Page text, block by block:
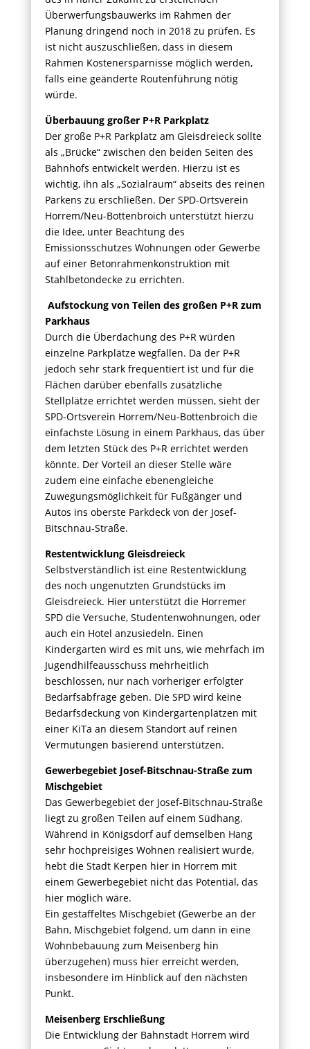
Überwerfungsbauwerks im Rahmen der
Planung dringend noch in 2018 zu prüfen. Es
ist nicht auszuschließen, dass in diesem
Rahmen Kostenersparnisse möglich werden,
falls eine geänderte Routenführung nötig
würde.
Überbauung großer P+R Parkplatz
Der große P+R Parkplatz am Gleisdreieck sollte
als „Brücke“ zwischen den beiden Seiten des
Bahnhofs entwickelt werden. Hierzu ist es
wichtig, ihn als „Sozialraum“ abseits des reinen
Parkens zu erschließen. Der SPD-Ortsverein
Horrem/Neu-Bottenbroich unterstützt hierzu
die Idee, unter Beachtung des
Emissionsschutzes Wohnungen oder Gewerbe
auf einer Betonrahmenkonstruktion mit
Stahlbetondecke zu errichten.
Aufstockung von Teilen des großen P+R zum
Parkhaus
Durch die Überdachung des P+R würden
einzelne Parkplätze wegfallen. Da der P+R
jedoch sehr stark frequentiert ist und für die
Flächen darüber ebenfalls zusätzliche
Stellplätze errichtet werden müssen, sieht der
SPD-Ortsverein Horrem/Neu-Bottenbroich die
einfachste Lösung in einem Parkhaus, das über
dem letzten Stück des P+R errichtet werden
könnte. Der Vorteil an dieser Stelle wäre
zudem eine einfache ebenengleiche
Zuwegungsmöglichkeit für Fußgänger und
Autos ins oberste Parkdeck von der Josef-
Bitschnau-Straße.
Restentwicklung Gleisdreieck
Selbstverständlich ist eine Restentwicklung
des noch ungenutzten Grundstücks im
Gleisdreieck. Hier unterstützt die Horremer
SPD die Versuche, Studentenwohnungen, oder
auch ein Hotel anzusiedeln. Einen
Kindergarten wird es mit uns, wie mehrfach im
Jugendhilfeausschuss mehrheitlich
beschlossen, nur nach vorheriger erfolgter
Bedarfsabfrage geben. Die SPD wird keine
Bedarfsdeckung von Kindergartenplätzen mit
einer KiTa an diesem Standort auf reinen
Vermutungen basierend unterstützen.
Gewerbegebiet Josef-Bitschnau-Straße zum
Mischgebiet
Das Gewerbegebiet der Josef-Bitschnau-Straße
liegt zu großen Teilen auf einem Südhang.
Während in Königsdorf auf demselben Hang
sehr hochpreisiges Wohnen realisiert wurde,
hebt die Stadt Kerpen hier in Horrem mit
einem Gewerbegebiet nicht das Potential, das
hier möglich wäre.
Ein gestaffeltes Mischgebiet (Gewerbe an der
Bahn, Mischgebiet folgend, um dann in eine
Wohnbebauung zum Meisenberg hin
überzugehen) muss hier erreicht werden,
insbesondere im Hinblick auf den nächsten
Punkt.
Meisenberg Erschließung
Die Entwicklung der Bahnstadt Horrem wird